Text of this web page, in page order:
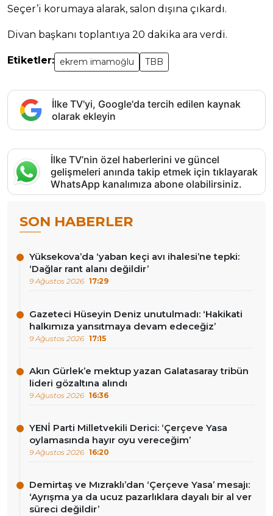
Seçer’i korumaya alarak, salon dışına çıkardı.
Divan başkanı toplantıya 20 dakika ara verdi.
Etiketler: ekrem imamoğlu TBB
İlke TV'yi, Google'da tercih edilen kaynak
olarak ekleyin
İlke TV’nin özel haberlerini ve güncel
gelişmeleri anında takip etmek için tıklayarak
WhatsApp kanalımıza abone olabilirsiniz.
SON HABERLER
Yüksekova’da ‘yaban keçi avı ihalesi’ne tepki:
‘Dağlar rant alanı değildir’
9 Ağustos 2026 17:29
Gazeteci Hüseyin Deniz unutulmadı: ‘Hakikati
halkımıza yansıtmaya devam edeceğiz’
9 Ağustos 2026 17:15
Akın Gürlek’e mektup yazan Galatasaray tribün
lideri gözaltına alındı
9 Ağustos 2026 16:36
YENİ Parti Milletvekili Derici: ‘Çerçeve Yasa
oylamasında hayır oyu vereceğim’
9 Ağustos 2026 16:20
Demirtaş ve Mızraklı’dan ‘Çerçeve Yasa’ mesajı:
‘Ayrışma ya da ucuz pazarlıklara dayalı bir al ver
süreci değildir’